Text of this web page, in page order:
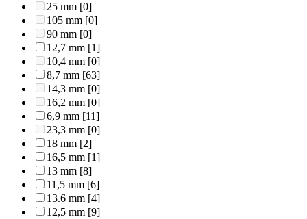
25 mm [0]
105 mm [0]
90 mm [0]
12,7 mm [1]
10,4 mm [0]
8,7 mm [63]
14,3 mm [0]
16,2 mm [0]
6,9 mm [11]
23,3 mm [0]
18 mm [2]
16,5 mm [1]
13 mm [8]
11,5 mm [6]
13.6 mm [4]
12,5 mm [9]